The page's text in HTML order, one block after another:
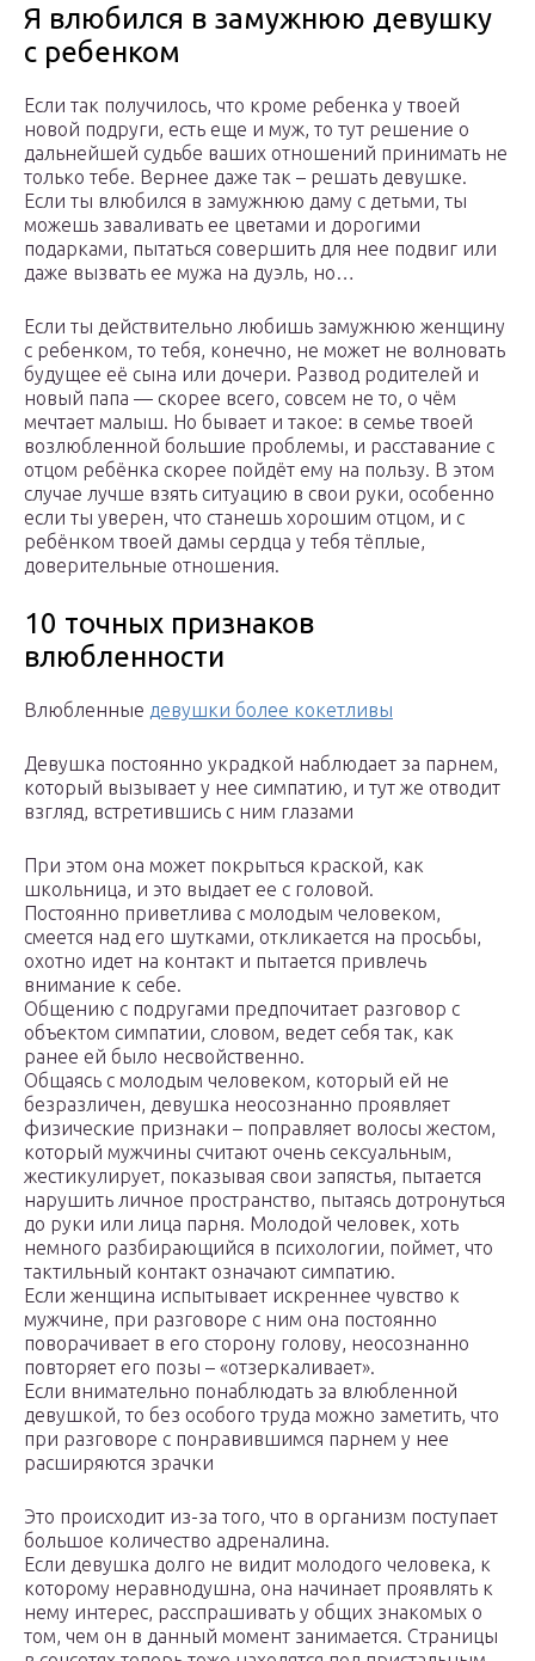
Я влюбился в замужнюю девушку
с ребенком
Если так получилось, что кроме ребенка у твоей
новой подруги, есть еще и муж, то тут решение о
дальнейшей судьбе ваших отношений принимать не
только тебе. Вернее даже так – решать девушке.
Если ты влюбился в замужнюю даму с детьми, ты
можешь заваливать ее цветами и дорогими
подарками, пытаться совершить для нее подвиг или
даже вызвать ее мужа на дуэль, но…
Если ты действительно любишь замужнюю женщину
с ребенком, то тебя, конечно, не может не волновать
будущее её сына или дочери. Развод родителей и
новый папа — скорее всего, совсем не то, о чём
мечтает малыш. Но бывает и такое: в семье твоей
возлюбленной большие проблемы, и расставание с
отцом ребёнка скорее пойдёт ему на пользу. В этом
случае лучше взять ситуацию в свои руки, особенно
если ты уверен, что станешь хорошим отцом, и с
ребёнком твоей дамы сердца у тебя тёплые,
доверительные отношения.
10 точных признаков
влюбленности
Влюбленные девушки более кокетливы
Девушка постоянно украдкой наблюдает за парнем,
который вызывает у нее симпатию, и тут же отводит
взгляд, встретившись с ним глазами
При этом она может покрыться краской, как
школьница, и это выдает ее с головой.
Постоянно приветлива с молодым человеком,
смеется над его шутками, откликается на просьбы,
охотно идет на контакт и пытается привлечь
внимание к себе.
Общению с подругами предпочитает разговор с
объектом симпатии, словом, ведет себя так, как
ранее ей было несвойственно.
Общаясь с молодым человеком, который ей не
безразличен, девушка неосознанно проявляет
физические признаки – поправляет волосы жестом,
который мужчины считают очень сексуальным,
жестикулирует, показывая свои запястья, пытается
нарушить личное пространство, пытаясь дотронуться
до руки или лица парня. Молодой человек, хоть
немного разбирающийся в психологии, поймет, что
тактильный контакт означают симпатию.
Если женщина испытывает искреннее чувство к
мужчине, при разговоре с ним она постоянно
поворачивает в его сторону голову, неосознанно
повторяет его позы – «отзеркаливает».
Если внимательно понаблюдать за влюбленной
девушкой, то без особого труда можно заметить, что
при разговоре с понравившимся парнем у нее
расширяются зрачки
Это происходит из-за того, что в организм поступает
большое количество адреналина.
Если девушка долго не видит молодого человека, к
которому неравнодушна, она начинает проявлять к
нему интерес, расспрашивать у общих знакомых о
том, чем он в данный момент занимается. Страницы